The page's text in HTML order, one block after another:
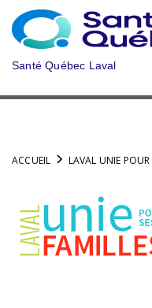
Aller
au
menu
principal
Santé Québec Laval
ACCUEIL LAVAL UNIE POUR